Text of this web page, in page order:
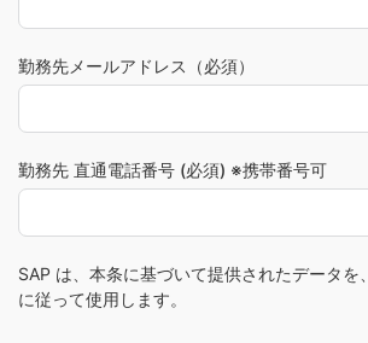
勤務先メールアドレス（必須）
勤務先 直通電話番号 (必須) ※携帯番号可
SAP は、本条に基づいて提供されたデータを、
に従って使用します。